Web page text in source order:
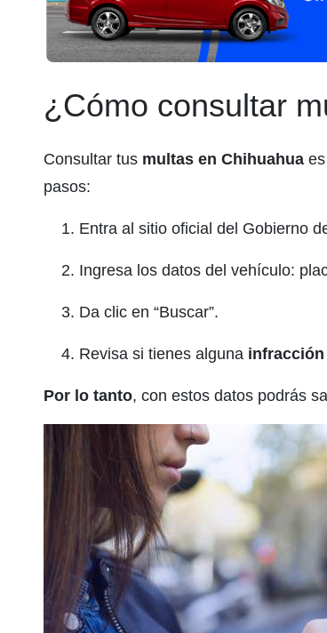
¿Cómo consultar
Consultar tus multas en Chihuahua
pasos:
Entra al sitio oficial del Gobierno
Ingresa los datos del vehículo:
Da clic en “Buscar”.
Revisa si tienes alguna
Por lo tanto, con estos datos podrás